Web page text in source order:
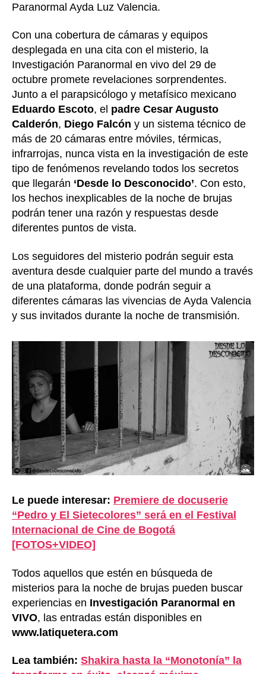
Paranormal Ayda Luz Valencia.
Con una cobertura de cámaras y equipos
desplegada en una cita con el misterio, la
Investigación Paranormal en vivo del 29 de
octubre promete revelaciones sorprendentes.
Junto a el parapsicólogo y metafísico mexicano
Eduardo Escoto, el padre Cesar Augusto
Calderón, Diego Falcón y un sistema técnico de
más de 20 cámaras entre móviles, térmicas,
infrarrojas, nunca vista en la investigación de este
tipo de fenómenos revelando todos los secretos
que llegarán ‘Desde lo Desconocido’. Con esto,
los hechos inexplicables de la noche de brujas
podrán tener una razón y respuestas desde
diferentes puntos de vista.
Los seguidores del misterio podrán seguir esta
aventura desde cualquier parte del mundo a través
de una plataforma, donde podrán seguir a
diferentes cámaras las vivencias de Ayda Valencia
y sus invitados durante la noche de transmisión.
Le puede interesar: Premiere de docuserie
“Pedro y El Sietecolores” será en el Festival
Internacional de Cine de Bogotá
[FOTOS+VIDEO]
Todos aquellos que estén en búsqueda de
misterios para la noche de brujas pueden buscar
experiencias en Investigación Paranormal en
VIVO, las entradas están disponibles en
www.latiquetera.com
Lea también: Shakira hasta la “Monotonía” la